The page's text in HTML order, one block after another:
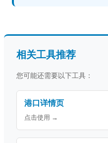
相关工具推荐
您可能还需要以下工具：
港口详情页
点击使用 →